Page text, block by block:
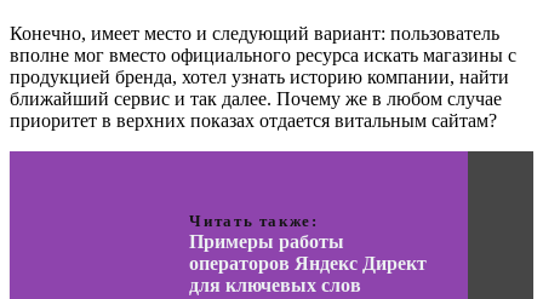
Конечно, имеет место и следующий вариант: пользователь
вполне мог вместо официального ресурса искать магазины с
продукцией бренда, хотел узнать историю компании, найти
ближайший сервис и так далее. Почему же в любом случае
приоритет в верхних показах отдается витальным сайтам?
Читать также:
Примеры работы
операторов Яндекс Директ
для ключевых слов